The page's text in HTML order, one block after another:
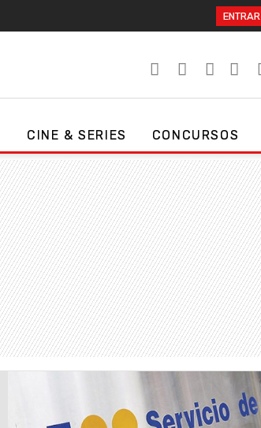
ENTRAR
CINE & SERIES CONCURSOS